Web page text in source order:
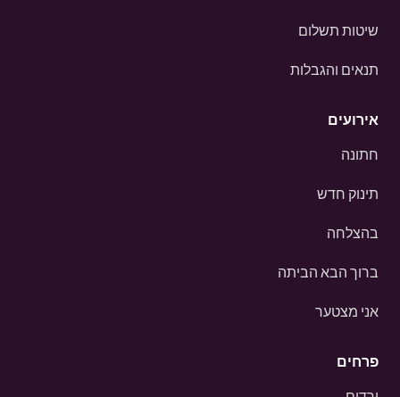
שיטות תשלום
תנאים והגבלות
אירועים
חתונה
תינוק חדש
בהצלחה
ברוך הבא הביתה
אני מצטער
פרחים